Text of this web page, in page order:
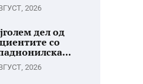
2026
дел од
со
2026